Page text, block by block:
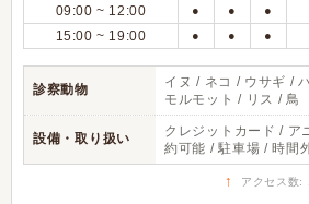
09:00 ~ 12:00
● ● ●
15:00 ~ 19:00 ● ● ●
診察動物
イヌ / ネコ / ウサギ /
モルモット / リス / 鳥
設備・取り扱い
クレジットカード / ア
約可能 / 駐車場 / 時間
↑ アクセス数